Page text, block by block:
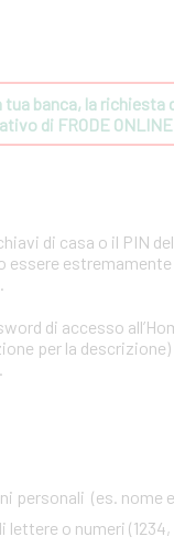
tua banca, la
di FRODE
di casa o il PIN
essere
di accesso
per la
personali (es. nome
lettere o numeri (1234,